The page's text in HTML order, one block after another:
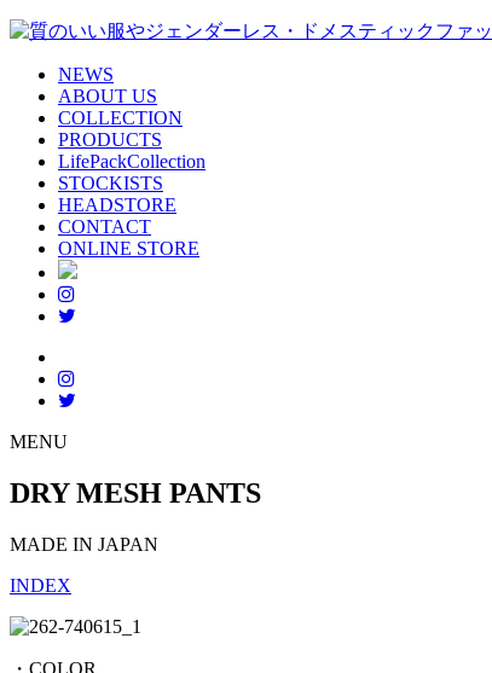
NEWS
ABOUT US
COLLECTION
PRODUCTS
LifePackCollection
STOCKISTS
HEADSTORE
CONTACT
ONLINE STORE
MENU
DRY MESH PANTS
MADE IN JAPAN
INDEX
・COLOR